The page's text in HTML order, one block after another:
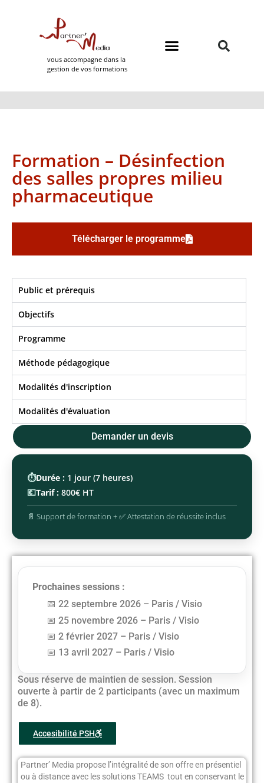
vous accompagne dans la
gestion de vos formations
Formation – Désinfection
des salles propres milieu
pharmaceutique
Télécharger le programme
Public et prérequis
Objectifs​
Programme
Méthode pédagogique
Modalités d'inscription
Modalités d'évaluation
Demander un devis
⏱️Durée : 1 jour (7 heures)
💶Tarif : 800€ HT
📄 Support de formation + ✅ Attestation de réussite inclus
Prochaines sessions :
22 septembre 2026 – Paris / Visio
25 novembre 2026 – Paris / Visio
2 février 2027 – Paris / Visio
13 avril 2027 – Paris / Visio
Sous réserve de maintien de session. Session
ouverte à partir de 2 participants (avec un maximum
de 8).
Accesibilité PSH
Partner’ Media propose l’intégralité de son offre en présentiel
ou à distance avec les solutions TEAMS tout en conservant le